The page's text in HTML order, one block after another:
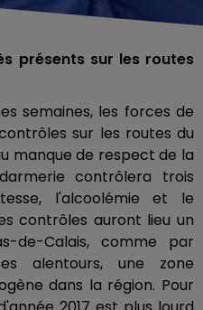
présents sur les routes
semaines, les forces de
sur les routes du
manque de respect de la
contrôlera trois
l'alcoolémie et le
contrôles auront lieu un
de-Calais, comme par
alentours, une zone
dans la région. Pour